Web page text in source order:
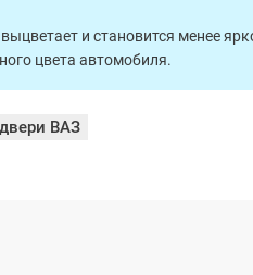
и становится менее
цвета автомобиля.
ВАЗ